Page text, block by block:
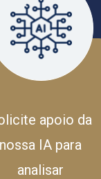
apoio da
nossa IA para
analisar